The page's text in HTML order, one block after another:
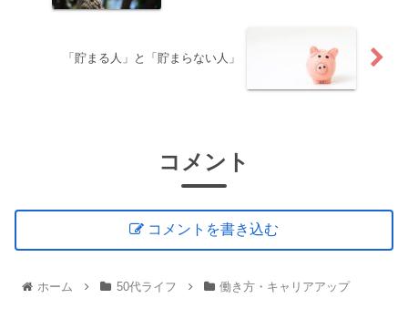
「貯まる人」と「貯まらない人」
コメント
コメントを書き込む
ホーム 50代ライフ 働き方・キャリアアップ